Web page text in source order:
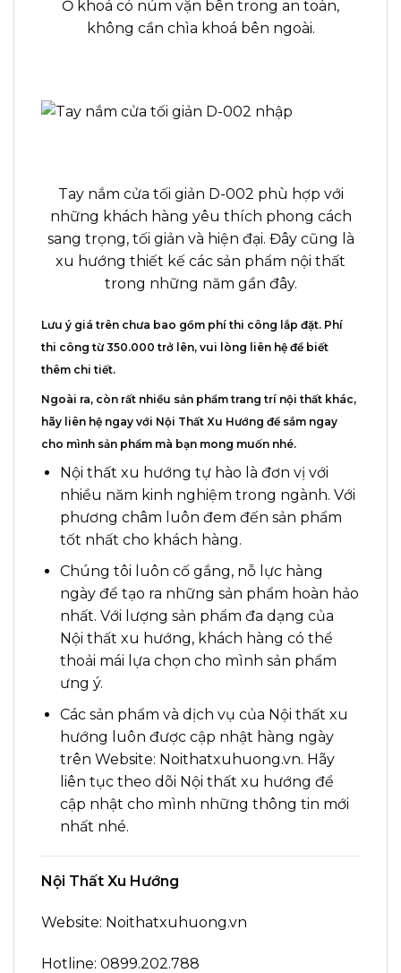
Ổ khoá có núm vặn bên trong an toàn,
không cần chìa khoá bên ngoài.
Tay nắm cửa tối giản D-002 phù hợp với
những khách hàng yêu thích phong cách
sang trọng, tối giản và hiện đại. Đây cũng là
xu hướng thiết kế các sản phẩm nội thất
trong những năm gần đây.
Lưu ý giá trên chưa bao gồm phí thi công lắp đặt. Phí
thi công từ 350.000 trở lên, vui lòng liên hệ để biết
thêm chi tiết.
Ngoài ra, còn rất nhiều sản phẩm trang trí nội thất khác,
hãy liên hệ ngay với Nội Thất Xu Hướng để sắm ngay
cho mình sản phẩm mà bạn mong muốn nhé.
Nội thất xu hướng tự hào là đơn vị với
nhiều năm kinh nghiệm trong ngành. Với
phương châm luôn đem đến sản phẩm
tốt nhất cho khách hàng.
Chúng tôi luôn cố gắng, nỗ lực hàng
ngày để tạo ra những sản phẩm hoàn hảo
nhất. Với lượng sản phẩm đa dạng của
Nội thất xu hướng, khách hàng có thể
thoải mái lựa chọn cho mình sản phẩm
ưng ý.
Các sản phẩm và dịch vụ của Nội thất xu
hướng luôn được cập nhật hàng ngày
trên Website: Noithatxuhuong.vn. Hãy
liên tục theo dõi Nội thất xu hướng để
cập nhật cho mình những thông tin mới
nhất nhé.
Nội Thất Xu Hướng
Website: Noithatxuhuong.vn
Hotline: 0899.202.788